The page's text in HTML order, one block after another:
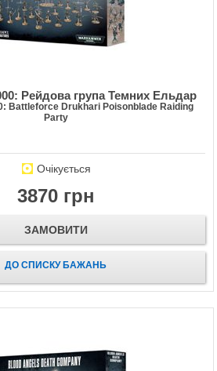
Рейдова група Темних Ельдар
Battleforce Drukhari Poisonblade Raiding
Party
Очікується
3870 грн
ЗАМОВИТИ
ДО СПИСКУ БАЖАНЬ